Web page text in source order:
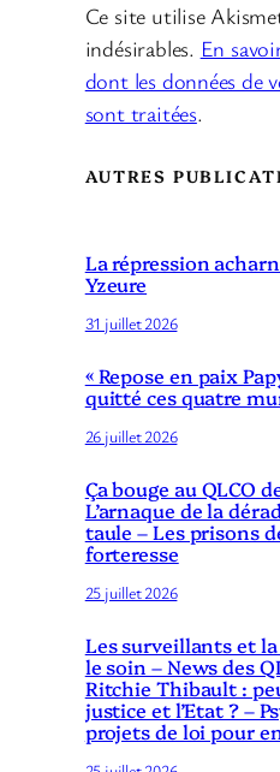
Ce site utilise
indésirables. En
dont les données de
sont traitées.
AUTRES
La répression
Yzeure
31 juillet 2026
« Repose en paix
quitté ces quatre
26 juillet 2026
Ça bouge au QLCO
L’arnaque de la
taule – Les prisons
forteresse
25 juillet 2026
Les surveillants et
le soin – News des
Ritchie Thibault :
justice et l’Etat ? –
projets de loi pour